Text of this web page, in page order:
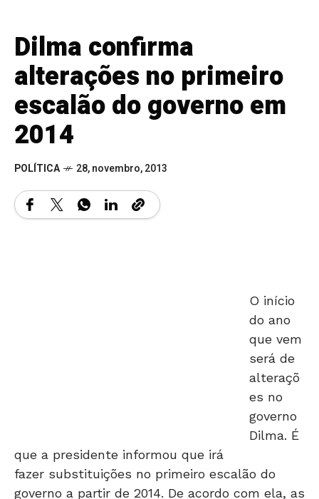
Dilma confirma
alterações no primeiro
escalão do governo em
2014
POLÍTICA 28, novembro, 2013
do ano
que vem
será de
alteraçõ
es no
governo
Dilma. É
fazer substituições no primeiro escalão do
governo a partir de 2014. De acordo com ela, as
mudanças ocorrerão na medida em que os